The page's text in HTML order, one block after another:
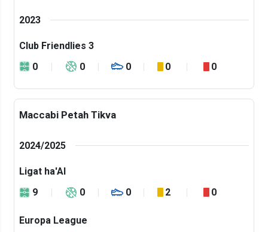
2023
Club Friendlies 3
0
0 0 0 0
Maccabi Petah Tikva
2024/2025
Ligat ha'Al
9
0 0 2 0
Europa League